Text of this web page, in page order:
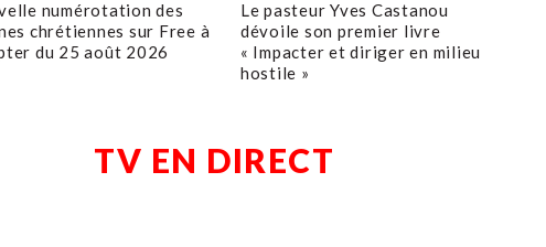
numérotation des
chrétiennes sur Free à
du 25 août 2026
Le pasteur Yves Castanou
dévoile son premier livre
« Impacter et diriger en milieu
hostile »
TV EN DIRECT